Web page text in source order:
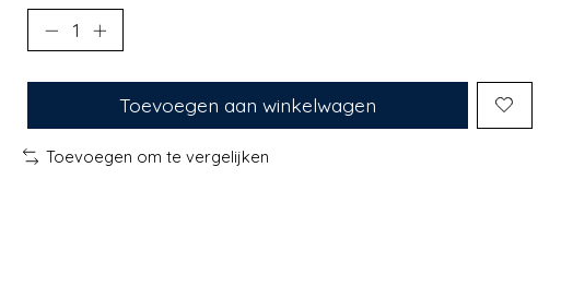
Toevoegen aan winkelwagen
Toevoegen om te vergelijken